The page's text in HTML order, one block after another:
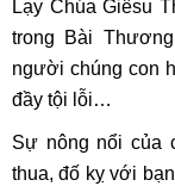
Lạy Chúa Giêsu
trong Bài
người chúng con
đầy tội lỗi…
Sự nông nổi của
thua, đố kỵ với